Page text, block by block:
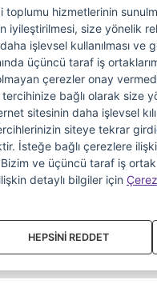
toplumu hizmetlerinin
iyileştirilmesi, size yönelik
işlevsel kullanılması ve
üçüncü taraf iş
çerezler onay
tercihinize bağlı olarak size
sitesinin daha işlevsel
siteye tekrar
İsteğe bağlı çerezlere
ve üçüncü taraf iş
detaylı bilgiler için
HEPSİNİ REDDET